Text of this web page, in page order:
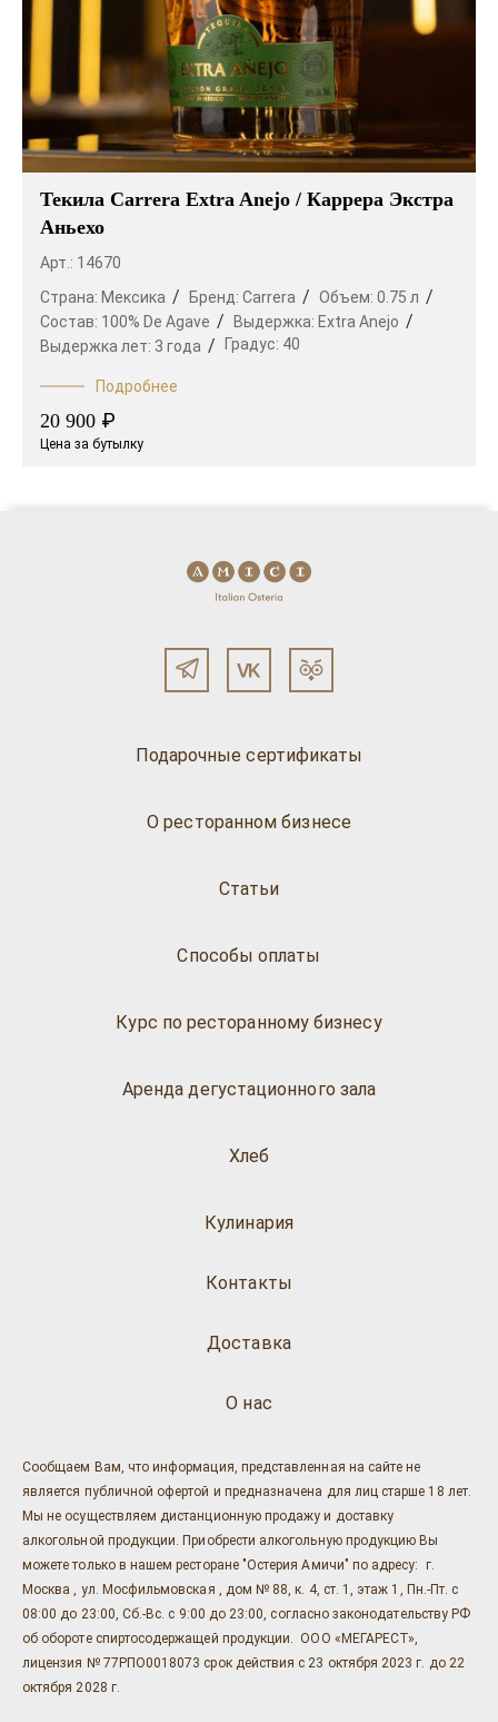
Текила Carrera Extra Anejo / Каррера Экстра
Аньехо
Арт.: 14670
Страна: Мексика Бренд: Carrera Объем: 0.75 л
Состав: 100% De Agave Выдержка: Extra Anejo
Выдержка лет: 3 года Градус: 40
Подробнее
20 900 ₽
Цена за бутылку
Подарочные сертификаты
О ресторанном бизнесе
Статьи
Способы оплаты
Курс по ресторанному бизнесу
Аренда дегустационного зала
Хлеб
Кулинария
О нас
Доставка
Контакты
Сообщаем Вам, что информация, представленная на сайте не
является публичной офертой и предназначена для лиц старше 18 лет.
Мы не осуществляем дистанционную продажу и доставку
алкогольной продукции. Приобрести алкогольную продукцию Вы
можете только в нашем ресторане "Остерия Амичи" по адресу: г.
Москва , ул. Мосфильмовская , дом № 88, к. 4, ст. 1, этаж 1, Пн.-Пт. с
08:00 до 23:00, Сб.-Вс. с 9:00 до 23:00, согласно законодательству РФ
об обороте спиртосодержащей продукции. ООО «МЕГАРЕСТ»,
лицензия № 77РПО0018073 срок действия с 23 октября 2023 г. до 22
октября 2028 г.